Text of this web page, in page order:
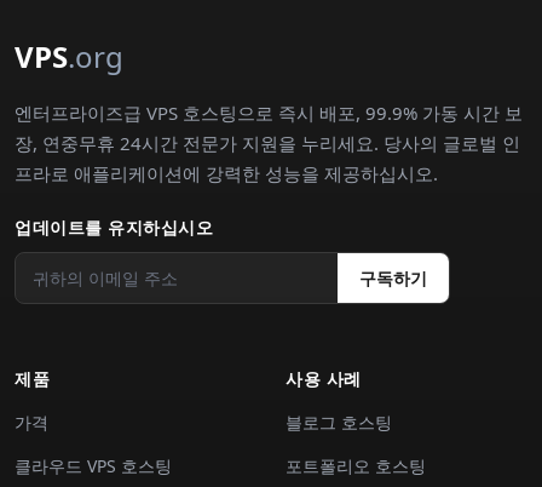
VPS.org
엔터프라이즈급 VPS 호스팅으로 즉시 배포, 99.9% 가동 시간 보
장, 연중무휴 24시간 전문가 지원을 누리세요. 당사의 글로벌 인
프라로 애플리케이션에 강력한 성능을 제공하십시오.
업데이트를 유지하십시오
구독하기
제품
가격
클라우드 VPS 호스팅
사용 사례
블로그 호스팅
포트폴리오 호스팅